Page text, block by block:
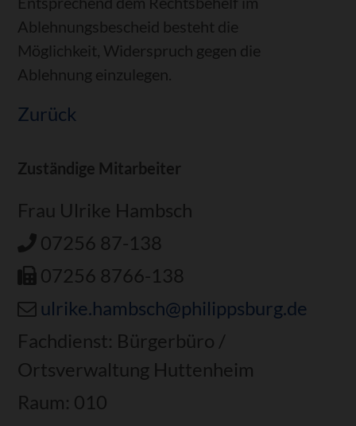
Ablehnungsbescheid besteht die
Möglichkeit, Widerspruch gegen die
Ablehnung einzulegen.
Zurück
Zuständige Mitarbeiter
Frau Ulrike Hambsch
07256 87-138
07256 8766-138
ulrike.hambsch@philippsburg.de
Fachdienst: Bürgerbüro /
Ortsverwaltung Huttenheim
Raum: 010